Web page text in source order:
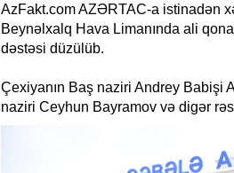
AzFakt.com AZƏRTAC-a istinadən
Beynəlxalq Hava Limanında ali
dəstəsi düzülüb.
Çexiyanın Baş naziri Andrey Babişi
naziri Ceyhun Bayramov və digər